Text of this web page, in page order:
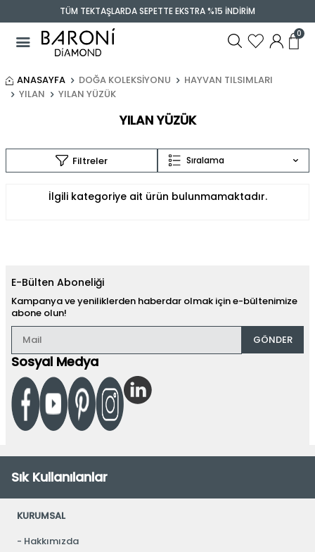
TÜM TEKTAŞLARDA SEPETTE EKSTRA %15 İNDİRİM
0
ANASAYFA DOĞA KOLEKSIYONU
HAYVAN TILSIMLARI
YILAN
YILAN YÜZÜK
YILAN YÜZÜK
Filtreler Sıralama
İlgili kategoriye ait ürün bulunmamaktadır.
E-Bülten Aboneliği
Kampanya ve yeniliklerden haberdar olmak için e-bültenimize
abone olun!
GÖNDER
Sosyal Medya
Sık Kullanılanlar
KURUMSAL
Hakkımızda